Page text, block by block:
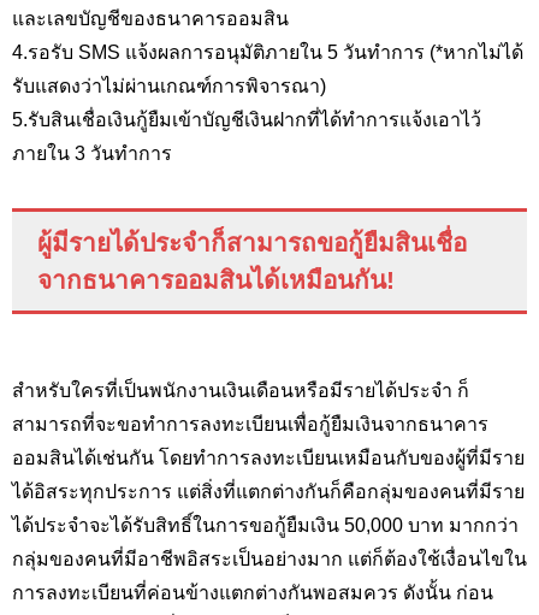
และเลขบัญชีของธนาคารออมสิน
4.รอรับ SMS แจ้งผลการอนุมัติภายใน 5 วันทำการ (*หากไม่ได้
รับแสดงว่าไม่ผ่านเกณฑ์การพิจารณา)
5.รับสินเชื่อเงินกู้ยืมเข้าบัญชีเงินฝากที่ได้ทำการแจ้งเอาไว้
ภายใน 3 วันทำการ
ผู้มีรายได้ประจำก็สามารถขอกู้ยืมสินเชื่อ
จากธนาคารออมสินได้เหมือนกัน!
สำหรับใครที่เป็นพนักงานเงินเดือนหรือมีรายได้ประจำ ก็
สามารถที่จะขอทำการลงทะเบียนเพื่อกู้ยืมเงินจากธนาคาร
ออมสินได้เช่นกัน โดยทำการลงทะเบียนเหมือนกับของผู้ที่มีราย
ได้อิสระทุกประการ แต่สิ่งที่แตกต่างกันก็คือกลุ่มของคนที่มีราย
ได้ประจำจะได้รับสิทธิ์ในการขอกู้ยืมเงิน 50,000 บาท มากกว่า
กลุ่มของคนที่มีอาชีพอิสระเป็นอย่างมาก แต่ก็ต้องใช้เงื่อนไขใน
การลงทะเบียนที่ค่อนข้างแตกต่างกันพอสมควร ดังนั้น ก่อน